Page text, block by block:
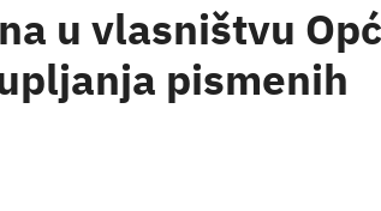
u vlasništvu
pismenih